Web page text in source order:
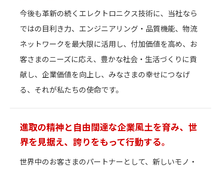
今後も革新の続くエレクトロニクス技術に、当社なら
ではの目利き力、エンジニアリング・品質機能、物流
ネットワークを最大限に活用し、付加価値を高め、お
客さまのニーズに応え、豊かな社会・生活づくりに貢
献し、企業価値を向上し、みなさまの幸せにつなげ
る、それが私たちの使命です。
進取の精神と自由闊達な企業風土を育み、 世
界を⾒据え、誇りをもって⾏動する。
世界中のお客さまのパートナーとして、新しいモノ・